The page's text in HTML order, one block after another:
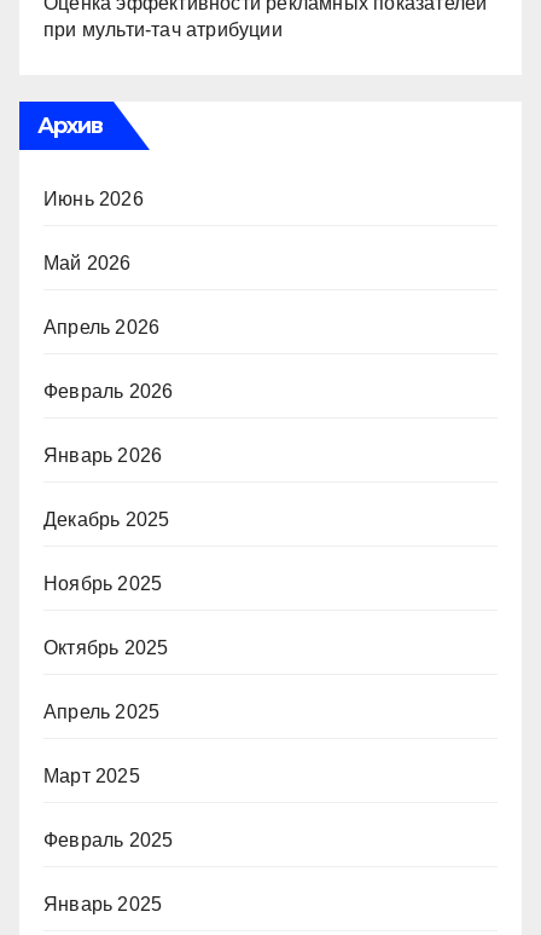
при мульти-тач атрибуции
Архив
Июнь 2026
Май 2026
Апрель 2026
Февраль 2026
Январь 2026
Декабрь 2025
Ноябрь 2025
Октябрь 2025
Апрель 2025
Март 2025
Февраль 2025
Январь 2025